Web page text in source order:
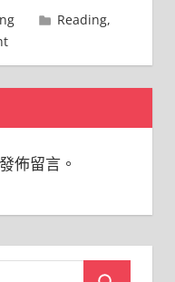
Reading,
佈留言。